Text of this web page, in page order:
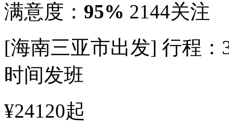
满意度： 95% 2144关注
[海南三亚市出发] 行程：
时间发班
¥24120起